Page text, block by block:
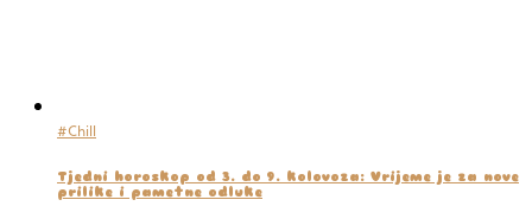
#Chill
Tjedni horoskop od 3. do 9. kolovoza: Vrijeme je za nove
prilike i pametne odluke